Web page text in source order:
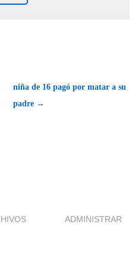
niña de 16 pagó por matar a su
padre →
ADMINISTRAR